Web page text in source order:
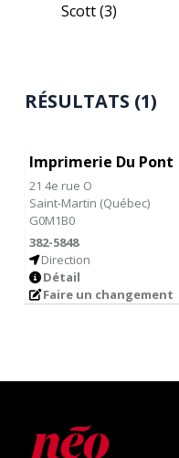
Scott(3)
RÉSULTATS (1)
Imprimerie Du Pont
21 4e rue O
Saint-Martin (Québec)
G0M1B0
382-5848
Direction
Détail
Faire un changement